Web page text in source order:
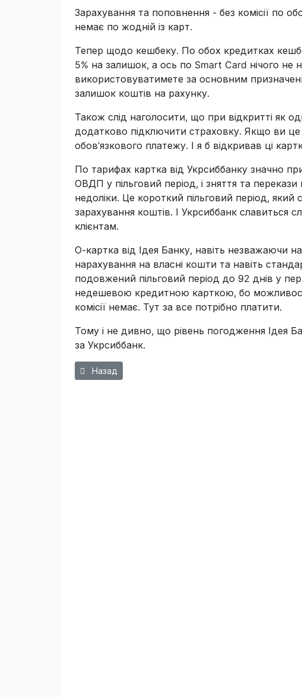
Зарахування та поповнення - без комісії по
немає по жодній із карт.
Тепер щодо кешбеку. По обох кредитках
5% на залишок, а ось по Smart Card нічого
використовуватимете за основним
залишок коштів на рахунку.
Також слід наголосити, що при відкритті як
додатково підключити страховку. Якщо ви
обов’язкового платежу. І я б відкривав ці
По тарифах картка від Укрсиббанку значно
ОВДП у пільговий період, і зняття та
недоліки. Це короткий пільговий період,
зарахування коштів. І Укрсиббанк славиться
клієнтам.
О-картка від Ідея Банку, навіть незважаючи
нарахування на власні кошти та навіть
подовжений пільговий період до 92 днів у
недешевою кредитною карткою, бо
комісії немає. Тут за все потрібно платити.
Тому і не дивно, що рівень погодження Ідея
за Укрсиббанк.
Предыдущий: Валютна банка Monobank: як працює
Назад